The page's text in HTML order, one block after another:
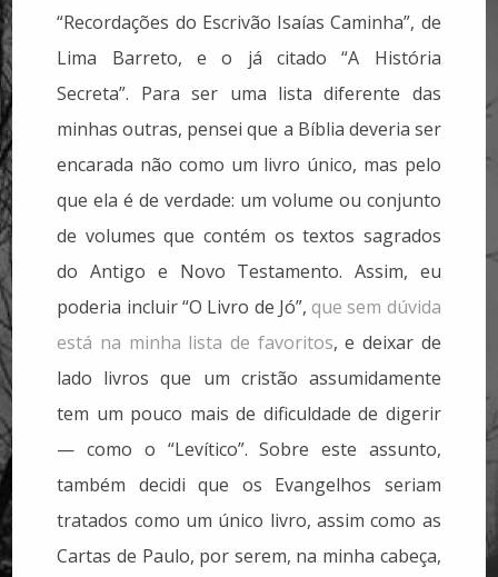
“Recordações do Escrivão Isaías Caminha”, de
Lima Barreto, e o já citado “A História
Secreta”. Para ser uma lista diferente das
minhas outras, pensei que a Bíblia deveria ser
encarada não como um livro único, mas pelo
que ela é de verdade: um volume ou conjunto
de volumes que contém os textos sagrados
do Antigo e Novo Testamento. Assim, eu
poderia incluir “O Livro de Jó”,que sem dúvida
está na minha lista de favoritos, e deixar de
lado livros que um cristão assumidamente
tem um pouco mais de dificuldade de digerir
— como o “Levítico”. Sobre este assunto,
também decidi que os Evangelhos seriam
tratados como um único livro, assim como as
Cartas de Paulo, por serem, na minha cabeça,